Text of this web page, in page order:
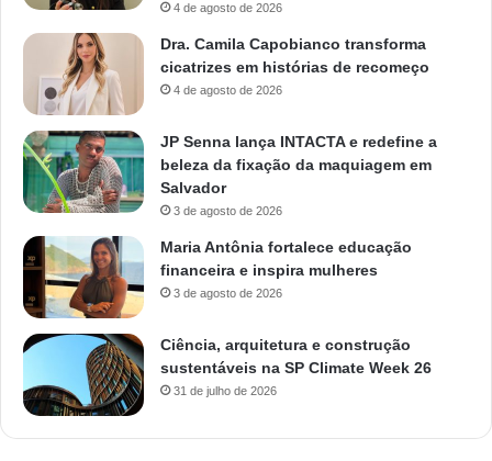
4 de agosto de 2026
Dra. Camila Capobianco transforma
cicatrizes em histórias de recomeço
4 de agosto de 2026
JP Senna lança INTACTA e redefine a
beleza da fixação da maquiagem em
Salvador
3 de agosto de 2026
Maria Antônia fortalece educação
financeira e inspira mulheres
3 de agosto de 2026
Ciência, arquitetura e construção
sustentáveis na SP Climate Week 26
31 de julho de 2026